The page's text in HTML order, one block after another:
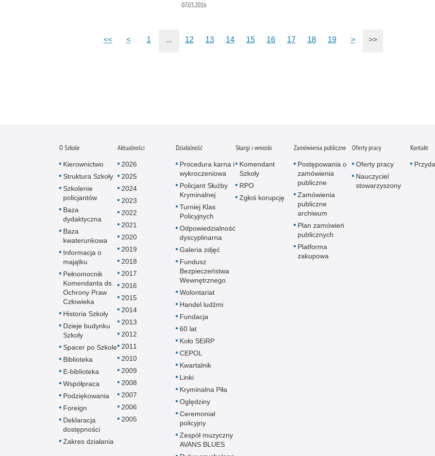
07.03.2016
<< < 1 ... 12 13 14 15 16 17 18 19 > >>
O Szkole
Kierownictwo
Struktura Szkoły
Szkolenie
policjantów
Baza
dydaktyczna
Baza
kwaterunkowa
Informacja o
majątku
Pełnomocnik
Komendanta ds.
Ochrony Praw
Człowieka
Historia Szkoły
Dzieje budynku
Szkoły
Spacer po Szkole
Biblioteka
E-biblioteka
Współpraca
Podziękowania
Foreign
Deklaracja
dostępności
Zakres działania
Aktualności
2026
2025
2024
2023
2022
2021
2020
2019
2018
2017
2016
2015
2014
2013
2012
2011
2010
2009
2008
2007
2006
2005
Działalność
Procedura karna i
wykroczeniowa
Policjant Służby
Kryminalnej
Turniej Klas
Policyjnych
Odpowiedzialność
dyscyplinarna
Galeria zdjęć
Fundusz
Bezpieczeństwa
Wewnętrznego
Wolontariat
Handel ludźmi
Fundacja
60 lat
Koło SEiRP
CEPOL
Kwartalnik
Linki
Kryminalna Piła
Oględziny
Ceremoniał
policyjny
Zespół muzyczny
AVANS BLUES
Skargi i wnioski
Komendant
Szkoły
RPO
Zgłoś korupcję
Zamówienia publiczne
Postępowania o
zamówienia
publiczne
Zamówienia
publiczne
archiwum
Plan zamówień
publicznych
Platforma
zakupowa
Oferty pracy
Oferty pracy
Nauczyciel
stowarzyszony
Kontakt